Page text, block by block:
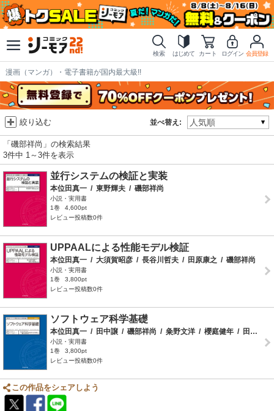
検索 はじめて カート ログイン 会員登録
漫画（マンガ）・電子書籍が国内最大級!!
並べ替え:
絞り込む
「磯部祥尚」の検索結果
3件中 1～3件を表示
並行システムの検証と実装
本位田真一 / 東野輝夫 / 磯部祥尚
小説・実用書
1巻
4,600pt
レビュー投稿数0件
UPPAALによる性能モデル検証
本位田真一 / 大須賀昭彦 / 長谷川哲夫 / 田原康之 / 磯部祥尚
小説・実用書
1巻
3,800pt
レビュー投稿数0件
ソフトウェア科学基礎
本位田真一 / 田中譲 / 磯部祥尚 / 粂野文洋 / 櫻庭健年 / 田口研治
小説・実用書
1巻
3,800pt
レビュー投稿数0件
この作品をシェアしよう